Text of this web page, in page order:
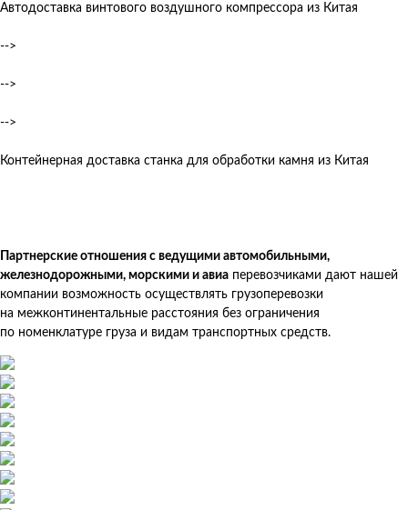
Автодоставка винтового воздушного компрессора из Китая
-->
-->
-->
Контейнерная доставка станка для обработки камня из Китая
Партнерские отношения с ведущими автомобильными,
железнодорожными, морскими и авиа перевозчиками дают нашей
компании возможность осуществлять грузоперевозки
на межконтинентальные расстояния без ограничения
по номенклатуре груза и видам транспортных средств.